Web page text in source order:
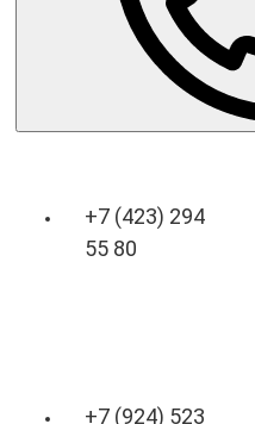
+7 (423) 294
55 80
+7 (924) 523